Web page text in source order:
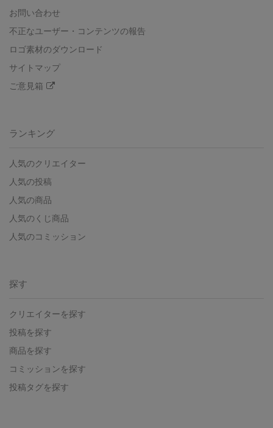
お問い合わせ
不正なユーザー・コンテンツの報告
ロゴ素材のダウンロード
サイトマップ
ご意見箱
ランキング
人気のクリエイター
人気の投稿
人気の商品
人気のくじ商品
人気のコミッション
探す
クリエイターを探す
投稿を探す
商品を探す
コミッションを探す
投稿タグを探す